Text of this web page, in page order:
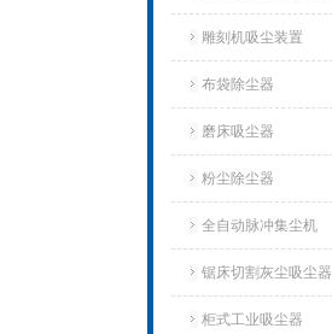
雕刻机吸尘装置
布袋除尘器
磨床吸尘器
粉尘除尘器
全自动脉冲集尘机
锯床切割灰尘吸尘器
柜式工业吸尘器